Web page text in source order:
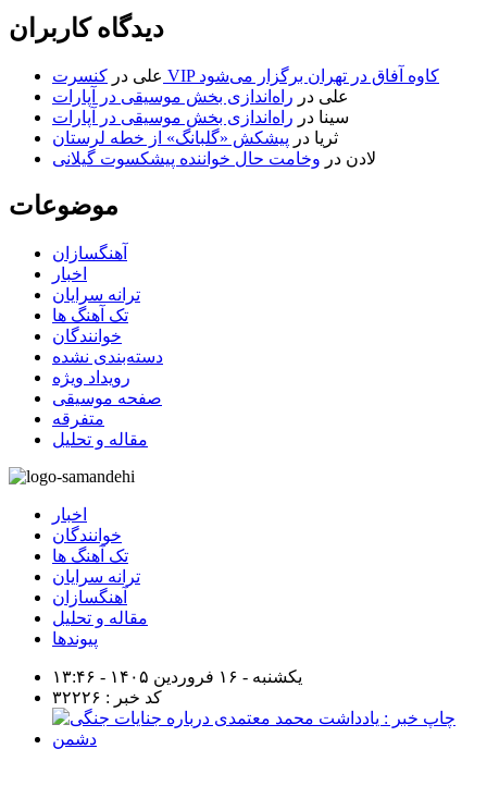
دیدگاه کاربران
علی در
کنسرت VIP کاوه آفاق در تهران برگزار می‌شود
علی در راه‌اندازی بخش موسیقی در آپارات
سینا در راه‌اندازی بخش موسیقی در آپارات
ثریا در پیشکش «گلبانگ» از خطه لرستان
لادن در وخامت حال خواننده پیشکسوت گیلانی
موضوعات
آهنگسازان
اخبار
ترانه سرایان
تک آهنگ ها
خوانندگان
دسته‌بندی نشده
رویداد ویژه
صفحه موسیقی
متفرقه
مقاله و تحلیل
اخبار
خوانندگان
تک آهنگ ها
ترانه سرایان
آهنگسازان
مقاله و تحلیل
پیوندها
یکشنبه - ۱۶ فروردین ۱۴۰۵ - ۱۳:۴۶
کد خبر : ۳۲۲۲۶